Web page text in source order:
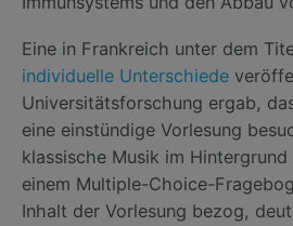
Eine in Frankreich unter dem
individuelle Unterschiede
Universitätsforschung ergab,
eine einstündige Vorlesung
klassische Musik im
einem Multiple-Choice-
Inhalt der Vorlesung bezog,